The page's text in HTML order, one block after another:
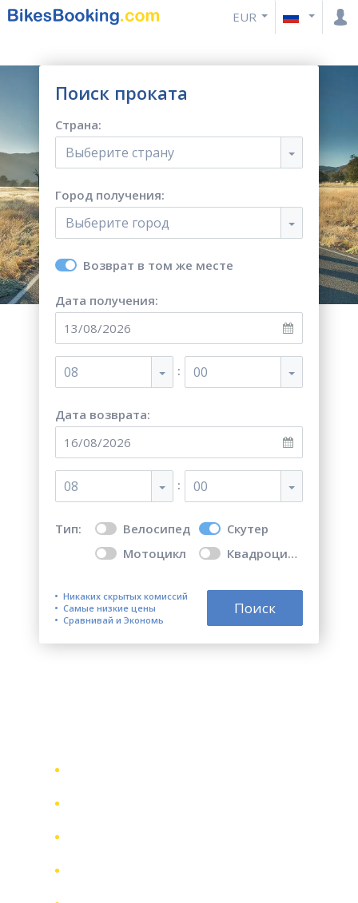
EUR
Поиск проката
Страна:
Выберите страну
Город получения:
Выберите город
Возврат в том же месте
Дата получения:
08 : 00
Дата возврата:
08 : 00
Тип: Велосипед
Скутер
Мотоцикл
Квадроцикл
Никаких скрытых комиссий
Самые низкие цены
Сравнивай и Экономь
Поиск